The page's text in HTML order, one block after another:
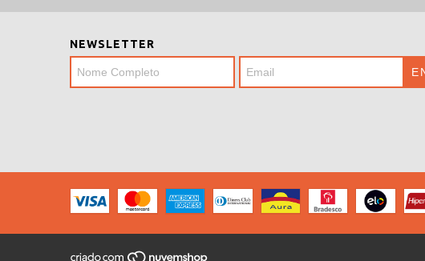
NEWSLETTER